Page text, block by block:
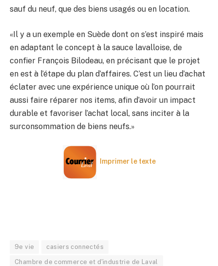
sauf du neuf, que des biens usagés ou en location.
«Il y a un exemple en Suède dont on s’est inspiré mais
en adaptant le concept à la sauce lavalloise, de
confier François Bilodeau, en précisant que le projet
en est à l’étape du plan d’affaires. C’est un lieu d’achat
éclater avec une expérience unique où l’on pourrait
aussi faire réparer nos items, afin d’avoir un impact
durable et favoriser l’achat local, sans inciter à la
surconsommation de biens neufs.»
Imprimer le texte
9e vie casiers connectés
Chambre de commerce et d'industrie de Laval